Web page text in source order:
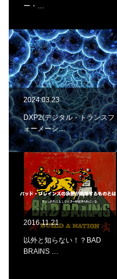
ー・…
2024.03.23
DXP2(デジタル・トランスフ
ォーメーシ…
2016.11.21
以外と知らない！？BAD
BRAINS …